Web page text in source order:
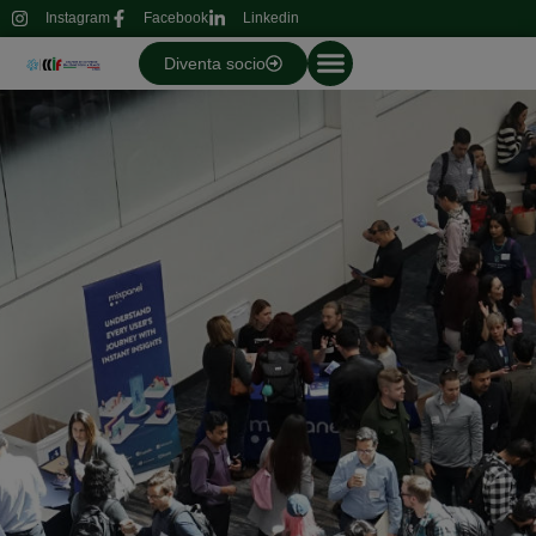
Instagram Facebook Linkedin
Diventa socio